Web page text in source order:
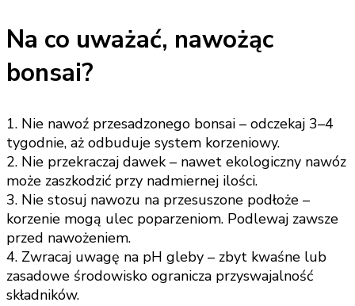
Na co uważać, nawożąc
bonsai?
1. Nie nawoź przesadzonego bonsai – odczekaj 3–4
tygodnie, aż odbuduje system korzeniowy.
2. Nie przekraczaj dawek – nawet ekologiczny nawóz
może zaszkodzić przy nadmiernej ilości.
3. Nie stosuj nawozu na przesuszone podłoże –
korzenie mogą ulec poparzeniom. Podlewaj zawsze
przed nawożeniem.
4. Zwracaj uwagę na pH gleby – zbyt kwaśne lub
zasadowe środowisko ogranicza przyswajalność
składników.